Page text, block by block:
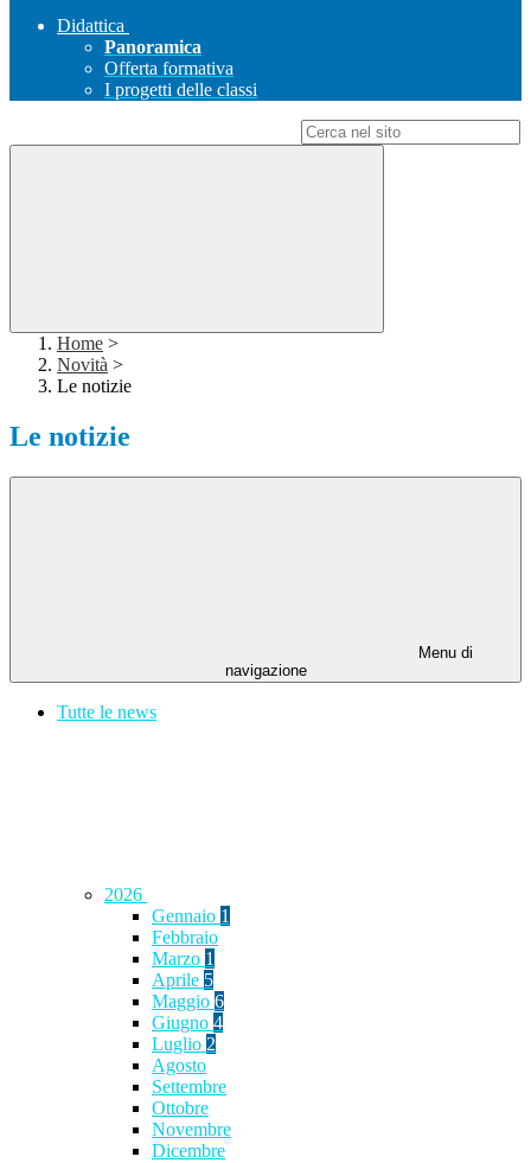
Didattica
Panoramica
Offerta formativa
I progetti delle classi
Home >
Novità >
Le notizie
Le notizie
Menu di
navigazione
Tutte le news
2026
Gennaio 1
Febbraio
Marzo 1
Aprile 5
Maggio 6
Giugno 4
Luglio 2
Agosto
Settembre
Ottobre
Novembre
Dicembre